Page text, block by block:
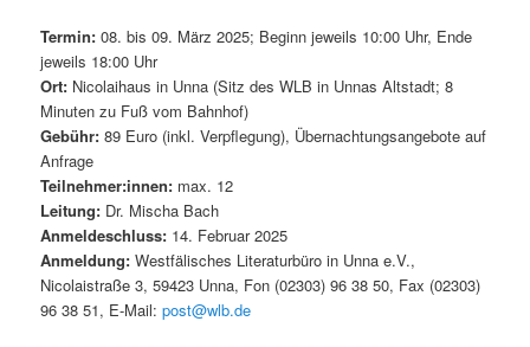
Termin: 08. bis 09. März 2025; Beginn jeweils 10:00 Uhr, Ende
jeweils 18:00 Uhr
Ort: Nicolaihaus in Unna (Sitz des WLB in Unnas Altstadt; 8
Minuten zu Fuß vom Bahnhof)
Gebühr: 89 Euro (inkl. Verpflegung), Übernachtungsangebote auf
Anfrage
Teilnehmer:innen: max. 12
Leitung: Dr. Mischa Bach
Anmeldeschluss: 14. Februar 2025
Anmeldung: Westfälisches Literaturbüro in Unna e.V.,
Nicolaistraße 3, 59423 Unna, Fon (02303) 96 38 50, Fax (02303)
96 38 51, E-Mail:post@wlb.de